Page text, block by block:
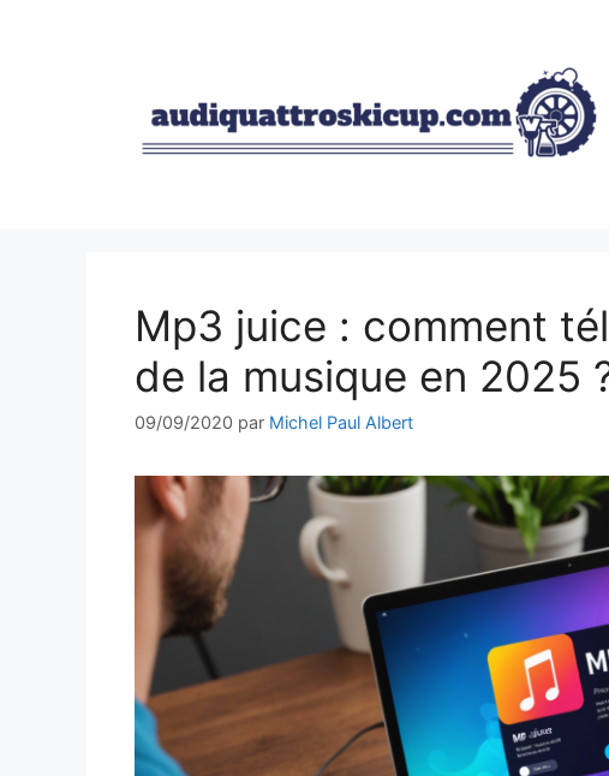
Mp3 juice : comment
de la musique en 2025
09/09/2020 par Michel Paul Albert